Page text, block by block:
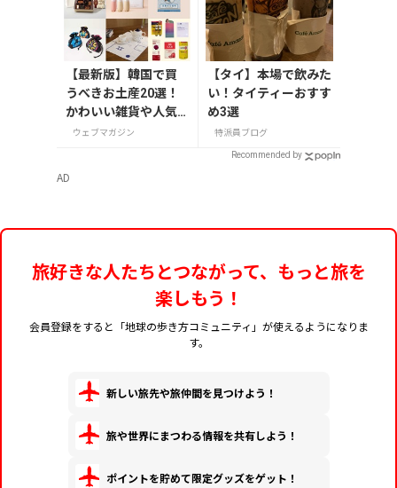
【最新版】韓国で買
うべきお土産20選！
かわいい雑貨や人気
コスメを紹介
ウェブマガジン
【タイ】本場で飲みた
い！タイティーおすす
め3選
特派員ブログ
Recommended by
AD
旅好きな人たちとつながって、もっと旅を
楽しもう！
会員登録をすると「地球の歩き方コミュニティ」が使えるようになりま
す。
新しい旅先や旅仲間を見つけよう！
旅や世界にまつわる情報を共有しよう！
ポイントを貯めて限定グッズをゲット！